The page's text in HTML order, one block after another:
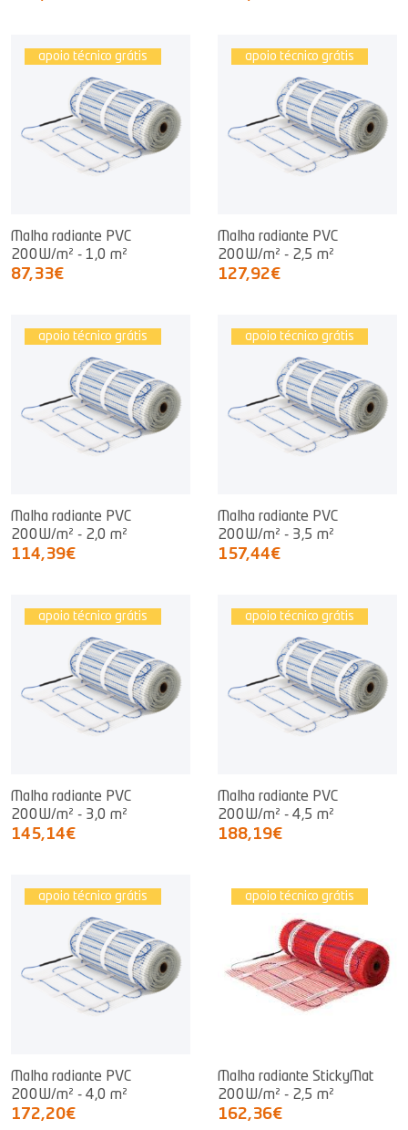
apoio técnico grátis
Malha radiante PVC
200W/m² - 1,0 m²
87,33€
apoio técnico grátis
Malha radiante PVC
200W/m² - 2,5 m²
127,92€
apoio técnico grátis
Malha radiante PVC
200W/m² - 2,0 m²
114,39€
apoio técnico grátis
Malha radiante PVC
200W/m² - 3,5 m²
157,44€
apoio técnico grátis
Malha radiante PVC
200W/m² - 3,0 m²
145,14€
apoio técnico grátis
Malha radiante PVC
200W/m² - 4,5 m²
188,19€
apoio técnico grátis
Malha radiante PVC
200W/m² - 4,0 m²
172,20€
apoio técnico grátis
Malha radiante StickyMat
200W/m² - 2,5 m²
162,36€